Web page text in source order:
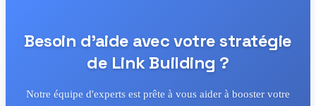
Besoin d'aide avec votre stratégie
de Link Building ?
Notre équipe d'experts est prête à vous aider à booster votre